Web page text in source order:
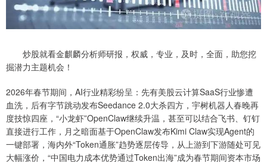
炒股就看金麒麟分析师研报，权威，专业，及时，全面，助您挖
掘潜力主题机会！
2026年春节期间，AI行业精彩纷呈：先有美股云计算SaaS行业惨遭
血洗，后有字节跳动发布Seedance 2.0大杀四方，宇树机器人春晚再
度技惊四座，“小龙虾”OpenClaw继续升温，甚至可以结合飞书、钉钉
直接进行工作，月之暗面基于OpenClaw发布Kimi Claw实现Agent的
一键部署，海内外“Token通胀”趋势逐层传导，从上游到下游随处可见
大幅涨价，“中国电力成本优势通过Token出海”成为春节期间资本市场